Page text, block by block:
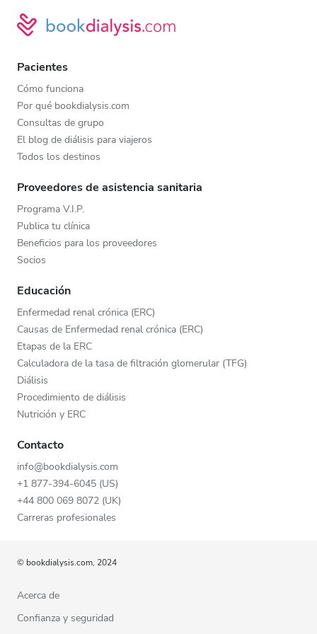
Pacientes
Cómo funciona
Por qué bookdialysis.com
Consultas de grupo
El blog de diálisis para viajeros
Todos los destinos
Proveedores de asistencia sanitaria
Programa V.I.P.
Publica tu clínica
Beneficios para los proveedores
Socios
Educación
Enfermedad renal crónica (ERC)
Causas de Enfermedad renal crónica (ERC)
Etapas de la ERC
Calculadora de la tasa de filtración glomerular (TFG)
Diálisis
Procedimiento de diálisis
Nutrición y ERC
Contacto
info@bookdialysis.com
+1 877-394-6045 (US)
+44 800 069 8072 (UK)
Carreras profesionales
© bookdialysis.com, 2024
Acerca de
Confianza y seguridad